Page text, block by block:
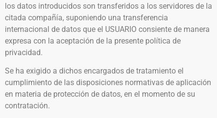
los datos introducidos son transferidos a los servidores de la
citada compañía, suponiendo una transferencia
internacional de datos que el USUARIO consiente de manera
expresa con la aceptación de la presente política de
privacidad.
Se ha exigido a dichos encargados de tratamiento el
cumplimiento de las disposiciones normativas de aplicación
en materia de protección de datos, en el momento de su
contratación.